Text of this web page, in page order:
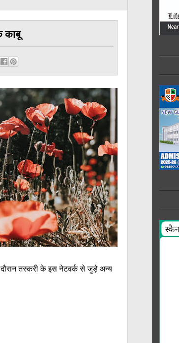
काबू
तस्करी के इस नेटवर्क से जुड़े अन्य